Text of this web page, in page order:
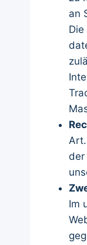
an
der
Im